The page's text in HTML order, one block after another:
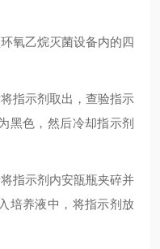
氧乙烷灭菌设备内的四
指示剂取出，查验指示
黑色，然后冷却指示剂
指示剂内安瓿瓶夹碎并
培养液中，将指示剂放